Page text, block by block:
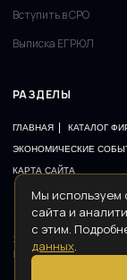
Вступить в СРО
Выписка ЕГРЮЛ
РАЗДЕЛЫ
ГЛАВНАЯ | КАТАЛОГ
ЭКОНОМИЧЕСКИЕ
КАРТА САЙТА
2008–2026 ©
Политика
Мы используем
сайта и
с этим.
данных.